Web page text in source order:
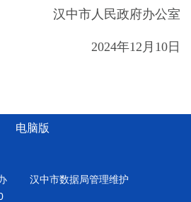
汉中市人民政府办公室
2024年12月10日
电脑版
汉中市数据局管理维护